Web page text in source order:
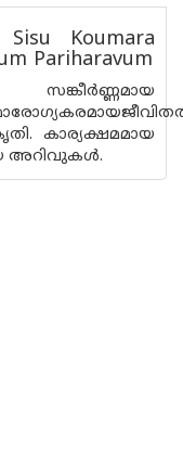
Koumara
Pariharavum
കാര്യക്ഷമമായ
അറിവുകള്‍.